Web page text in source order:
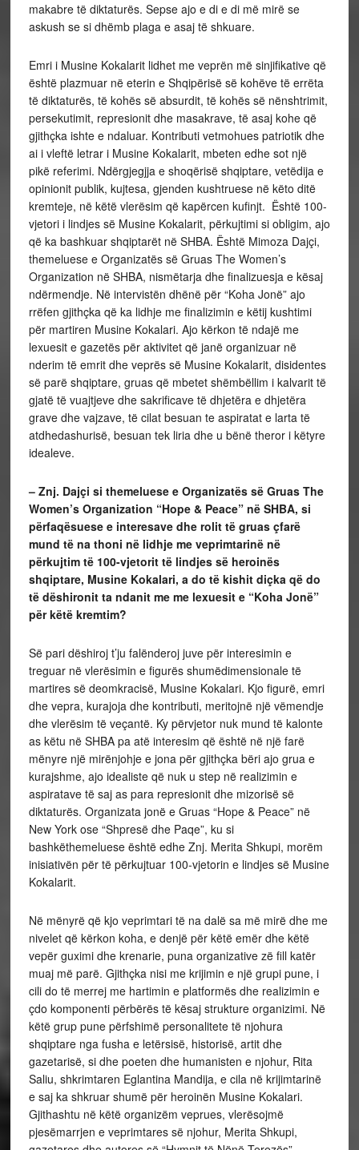
makabre të diktaturës. Sepse ajo e di e di më mirë se
askush se si dhëmb plaga e asaj të shkuare.
Emri i Musine Kokalarit lidhet me veprën më sinjifikative që
është plazmuar në eterin e Shqipërisë së kohëve të errëta
të diktaturës, të kohës së absurdit, të kohës së nënshtrimit,
persekutimit, represionit dhe masakrave, të asaj kohe që
gjithçka ishte e ndaluar. Kontributi vetmohues patriotik dhe
ai i vleftë letrar i Musine Kokalarit, mbeten edhe sot një
pikë referimi. Ndërgjegjja e shoqërisë shqiptare, vetëdija e
opinionit publik, kujtesa, gjenden kushtruese në këto ditë
kremteje, në këtë vlerësim që kapërcen kufinjt. Është 100-
vjetori i lindjes së Musine Kokalarit, përkujtimi si obligim, ajo
që ka bashkuar shqiptarët në SHBA. Është Mimoza Dajçi,
themeluese e Organizatës së Gruas The Women’s
Organization në SHBA, nismëtarja dhe finalizuesja e kësaj
ndërmendje. Në intervistën dhënë për “Koha Jonë” ajo
rrëfen gjithçka që ka lidhje me finalizimin e këtij kushtimi
për martiren Musine Kokalari. Ajo kërkon të ndajë me
lexuesit e gazetës për aktivitet që janë organizuar në
nderim të emrit dhe veprës së Musine Kokalarit, disidentes
së parë shqiptare, gruas që mbetet shëmbëllim i kalvarit të
gjatë të vuajtjeve dhe sakrificave të dhjetëra e dhjetëra
grave dhe vajzave, të cilat besuan te aspiratat e larta të
atdhedashurisë, besuan tek liria dhe u bënë theror i këtyre
idealeve.
– Znj. Dajçi si themeluese e Organizatës së Gruas The
Women’s Organization “Hope & Peace” në SHBA, si
përfaqësuese e interesave dhe rolit të gruas çfarë
mund të na thoni në lidhje me veprimtarinë në
përkujtim të 100-vjetorit të lindjes së heroinës
shqiptare, Musine Kokalari, a do të kishit diçka që do
të dëshironit ta ndanit me me lexuesit e “Koha Jonë”
për këtë kremtim?
Së pari dëshiroj t’ju falënderoj juve për interesimin e
treguar në vlerësimin e figurës shumëdimensionale të
martires së deomkracisë, Musine Kokalari. Kjo figurë, emri
dhe vepra, kurajoja dhe kontributi, meritojnë një vëmendje
dhe vlerësim të veçantë. Ky përvjetor nuk mund të kalonte
as këtu në SHBA pa atë interesim që është në një farë
mënyre një mirënjohje e jona për gjithçka bëri ajo grua e
kurajshme, ajo idealiste që nuk u step në realizimin e
aspiratave të saj as para represionit dhe mizorisë së
diktaturës. Organizata jonë e Gruas “Hope & Peace” në
New York ose “Shpresë dhe Paqe”, ku si
bashkëthemeluese është edhe Znj. Merita Shkupi, morëm
inisiativën për të përkujtuar 100-vjetorin e lindjes së Musine
Kokalarit.
Në mënyrë që kjo veprimtari të na dalë sa më mirë dhe me
nivelet që kërkon koha, e denjë për këtë emër dhe këtë
vepër guximi dhe krenarie, puna organizative zë fill katër
muaj më parë. Gjithçka nisi me krijimin e një grupi pune, i
cili do të merrej me hartimin e platformës dhe realizimin e
çdo komponenti përbërës të kësaj strukture organizimi. Në
këtë grup pune përfshimë personalitete të njohura
shqiptare nga fusha e letërsisë, historisë, artit dhe
gazetarisë, si dhe poeten dhe humanisten e njohur, Rita
Saliu, shkrimtaren Eglantina Mandija, e cila në krijimtarinë
e saj ka shkruar shumë për heroinën Musine Kokalari.
Gjithashtu në këtë organizëm veprues, vlerësojmë
pjesëmarrjen e veprimtares së njohur, Merita Shkupi,